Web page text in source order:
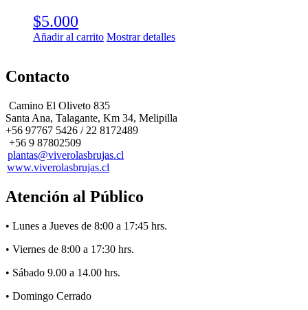
$5.000
Añadir al carrito Mostrar detalles
Contacto
Camino El Oliveto 835
Santa Ana, Talagante, Km 34, Melipilla
+56 97767 5426 / 22 8172489
+56 9 87802509
plantas@viverolasbrujas.cl
www.viverolasbrujas.cl
Atención al Público
• Lunes a Jueves de 8:00 a 17:45 hrs.
• Viernes de 8:00 a 17:30 hrs.
• Sábado 9.00 a 14.00 hrs.
• Domingo Cerrado